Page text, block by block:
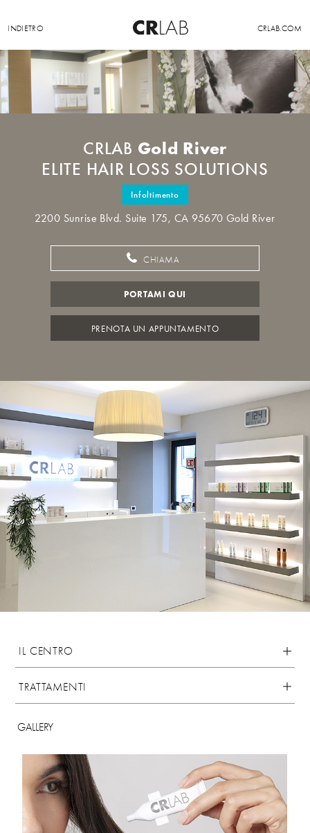
INDIETRO CRLAB.COM
CRLAB Gold River
ELITE HAIR LOSS SOLUTIONS
Infoltimento
2200 Sunrise Blvd. Suite 175, CA 95670 Gold River
CHIAMA
PORTAMI QUI
PRENOTA UN APPUNTAMENTO
IL CENTRO
TRATTAMENTI
GALLERY